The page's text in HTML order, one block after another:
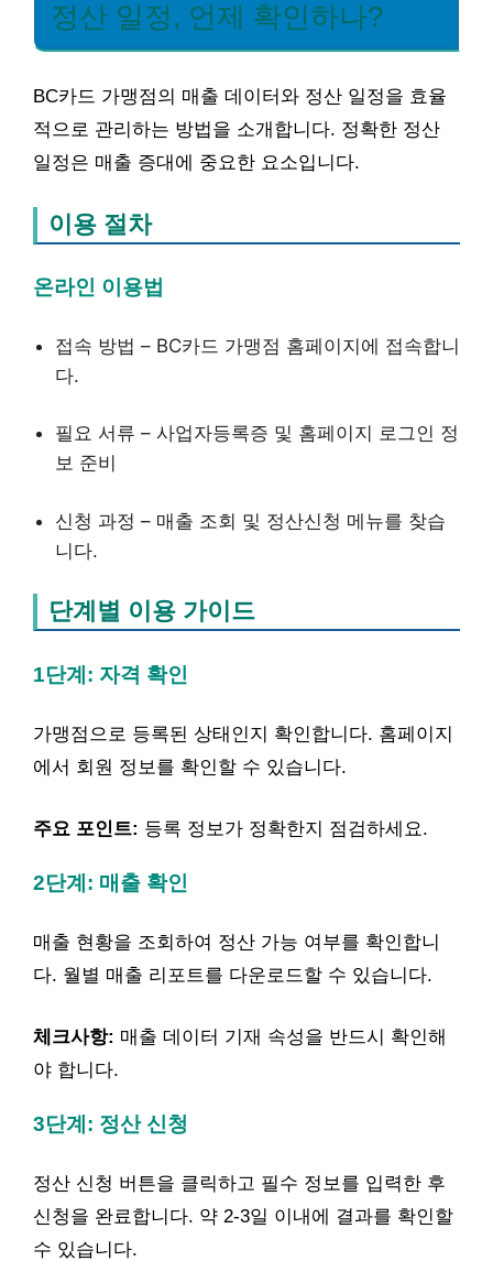
정산 일정, 언제 확인하나?
BC카드 가맹점의 매출 데이터와 정산 일정을 효율
적으로 관리하는 방법을 소개합니다. 정확한 정산
일정은 매출 증대에 중요한 요소입니다.
이용 절차
온라인 이용법
접속 방법 – BC카드 가맹점 홈페이지에 접속합니
다.
필요 서류 – 사업자등록증 및 홈페이지 로그인 정
보 준비
신청 과정 – 매출 조회 및 정산신청 메뉴를 찾습
니다.
단계별 이용 가이드
1단계: 자격 확인
가맹점으로 등록된 상태인지 확인합니다. 홈페이지
에서 회원 정보를 확인할 수 있습니다.
주요 포인트: 등록 정보가 정확한지 점검하세요.
2단계: 매출 확인
매출 현황을 조회하여 정산 가능 여부를 확인합니
다. 월별 매출 리포트를 다운로드할 수 있습니다.
체크사항: 매출 데이터 기재 속성을 반드시 확인해
야 합니다.
3단계: 정산 신청
정산 신청 버튼을 클릭하고 필수 정보를 입력한 후
신청을 완료합니다. 약 2-3일 이내에 결과를 확인할
수 있습니다.